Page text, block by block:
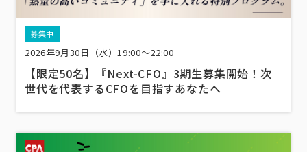
募集中
2026年9月30日（水）19:00～22:00
【限定50名】『Next-CFO』3期生募集開始！次
世代を代表するCFOを目指すあなたへ